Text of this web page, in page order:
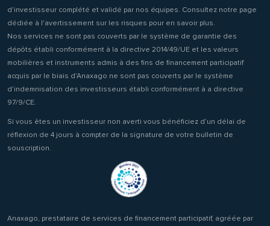
d'investisseur complété et validé par nos équipes. Consultez notre page
dédiée à l'avertissement sur les risques pour en savoir plus.
Nos services ne sont pas couverts par le système de garantie des
dépôts établi conformément à la directive 2014/49/UE et les valeurs
mobilières et instruments admis à des fins de financement participatif
acquis par le biais d’Anaxago ne sont pas couverts par le système
d’indemnisation des investisseurs établi conformément à a directive
97/9/CE.
Si vous êtes un investisseur non averti vous bénéficiez d’un délai de
réflexion de 4 jours à compter de la signature de votre bulletin de
souscription.
Anaxago, prestataire de services de financement participatif, agréée par